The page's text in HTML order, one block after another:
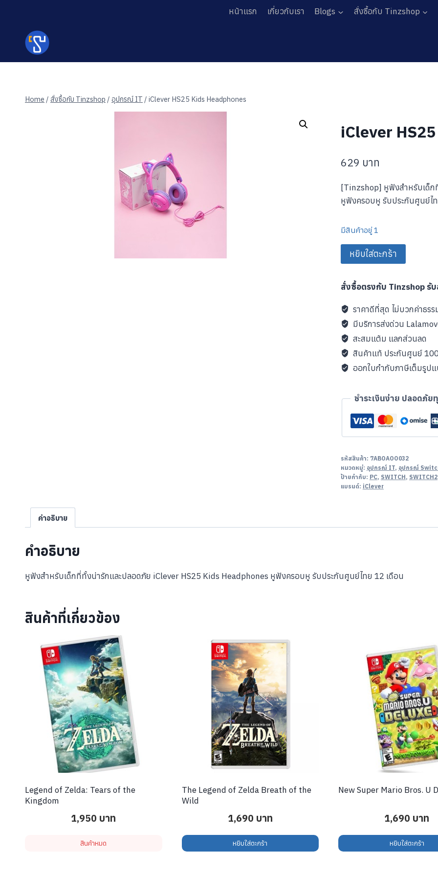
content
หน้าแรก เกี่ยวกับเรา Blogs สั่งซื้อกับ Tinzshop
Home / สั่งซื้อกับ Tinzshop / อุปกรณ์ IT / iClever HS25 Kids Headphones
iClever
629 บาท
[Tinzshop] หูฟังสำหรับเด็ก
หูฟังครอบหู รับประกันศูนย์ไ
มีสินค้าอยู่ 1
จำนวน
iClever
Kids
Headphones
ชิ้น
หยิบใส่ตะกร้า
สั่งซื้อตรงกับ Tinzshop รั
ราคาดีที่สุด ไม่บวกค่าธร
มีบริการส่งด่วน
สะสมแต้ม แลกส่วนลด
สินค้าแท้ ประกันศูนย์
ออกใบกำกับภาษีเต็มรูป
ชำระเงินง่าย ปลอดภัย
รหัสสินค้า: 7ABOAOO032
หมวดหมู่: อุปกรณ์ IT, อุปกรณ์
ป้ายกำกับ: PC, SWITCH, SWITCH2
แบรนด์: iClever
คำอธิบาย
คำอธิบาย
หูฟังสำหรับเด็กที่ทั้งน่ารักและปลอดภัย iClever HS25 Kids Headphones หูฟังครอบหู รับประกันศูนย์ไทย 12 เดือน
สินค้าที่เกี่ยวข้อง
Legend of Zelda: Tears of the
Kingdom
1,950 บาท
สินค้าหมด
The Legend of Zelda Breath of the
Wild
1,690 บาท
หยิบใส่ตะกร้า
New Super Mario Bros. U
1,690 บาท
หยิบใส่ตะกร้า